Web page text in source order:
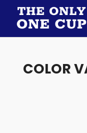
COLOR